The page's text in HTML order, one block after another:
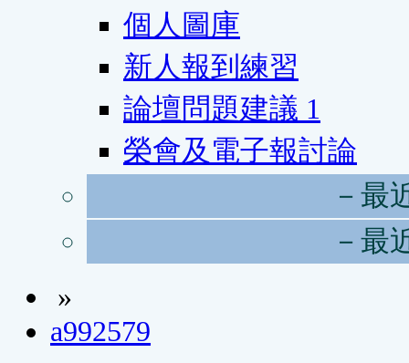
個人圖庫
新人報到練習
論壇問題建議 1
榮會及電子報討論
－最
－最
»
a992579